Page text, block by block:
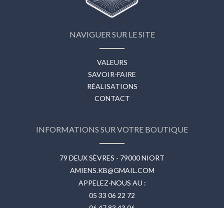
NAVIGUER SUR LE SITE
VALEURS
SAVOIR-FAIRE
RÉALISATIONS
CONTACT
INFORMATIONS SUR VOTRE BOUTIQUE
79 DEUX SÈVRES - 79000 NIORT
AMIENS.KB@GMAIL.COM
APPELEZ-NOUS AU :
05 33 06 22 72